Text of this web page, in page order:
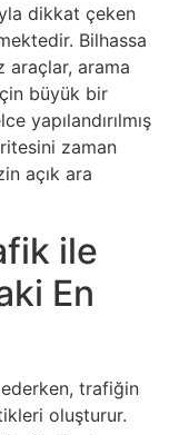
dikkat çeken
Bilhassa
araçlar, arama
büyük bir
yapılandırılmış
zaman
açık ara
ile
En
trafiğin
oluşturur.